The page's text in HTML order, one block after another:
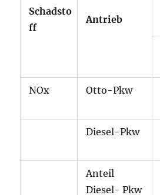
Schadsto
ff
Antrieb
NOx Otto-Pkw
Diesel-Pkw
Anteil
Diesel- Pkw